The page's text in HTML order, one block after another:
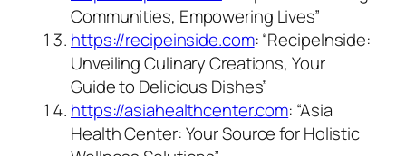
Communities, Empowering Lives”
https://recipeinside.com: “RecipeInside:
Unveiling Culinary Creations, Your
Guide to Delicious Dishes”
https://asiahealthcenter.com: “Asia
Health Center: Your Source for Holistic